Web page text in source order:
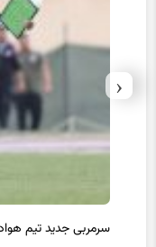
سرمربی جدید تیم
‹